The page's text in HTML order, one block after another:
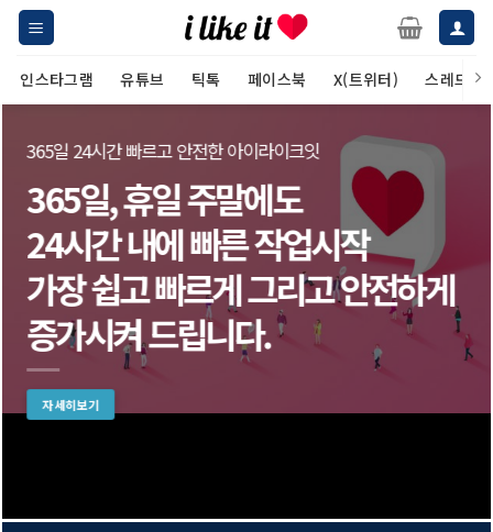
Skip
content
인스타그램 유튜브 틱톡 페이스북 X(트위터) 스레드
365일 24시간 빠르고 안전한 아이라이크잇
365일, 휴일 주말에도
24시간 내에빠른 작업시작
가장 쉽고 빠르게 그리고 안전하게
증가시켜 드립니다.
자세히보기